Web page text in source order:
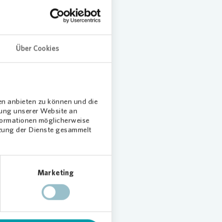
Über Cookies
anbieten zu können und die
unserer Website an
möglicherweise
der Dienste gesammelt
Marketing
das
zu